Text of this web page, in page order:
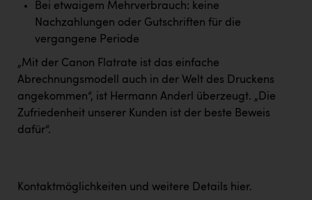
Bei etwaigem Mehrverbrauch: keine
Nachzahlungen oder Gutschriften für die
vergangene Periode
„Mit der Canon Flatrate ist das einfache
Abrechnungsmodell auch in der Welt des Druckens
angekommen“, ist Hermann Anderl überzeugt. „Die
Zufriedenheit unserer Kunden ist der beste Beweis
dafür“.
Kontaktmöglichkeiten und weitere Details hier.